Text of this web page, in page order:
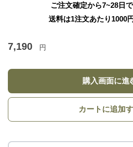
ご注文確定から7~28日
送料は1注文あたり 1000
7,190 円
購入画面に進
カートに追加